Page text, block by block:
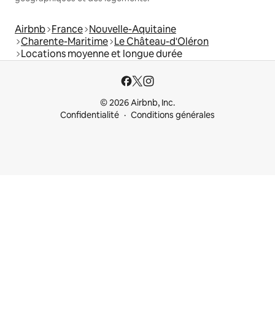
Airbnb France Nouvelle-Aquitaine
Charente-Maritime Le Château-d'Oléron
Locations moyenne et longue durée
© 2026 Airbnb, Inc.
Confidentialité
Conditions générales